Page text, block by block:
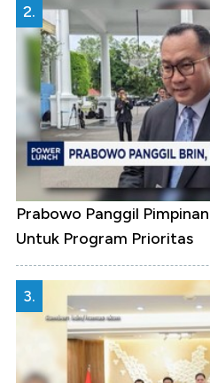
2.
Prabowo Panggil
Untuk Program Prioritas
3.